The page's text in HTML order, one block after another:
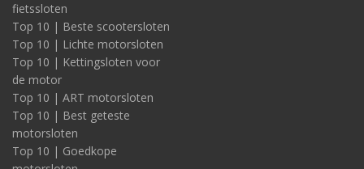
fietssloten
Top 10 | Beste scootersloten
Top 10 | Lichte motorsloten
Top 10 | Kettingsloten voor
de motor
Top 10 | ART motorsloten
Top 10 | Best geteste
motorsloten
Top 10 | Goedkope